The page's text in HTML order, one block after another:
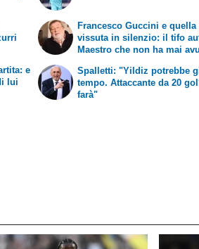
e
lui
Francesco Guccini e
vissuta in silenzio: il tifo
Maestro che non ha mai
Spalletti: "Yildiz potrebbe
tempo. Attaccante da 20
farà"